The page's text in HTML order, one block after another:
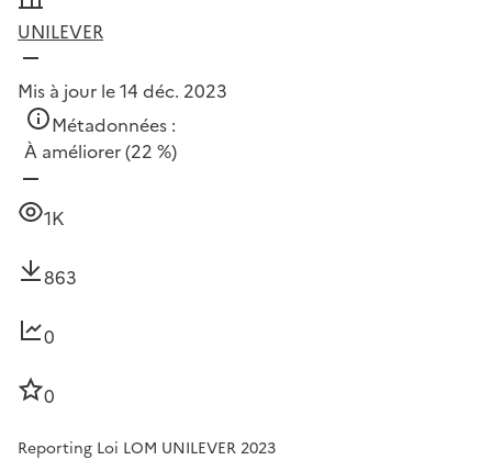
UNILEVER
Mis à jour le 14 déc. 2023
Métadonnées :
À améliorer(22 %)
1K
863
0
0
Reporting Loi LOM UNILEVER 2023